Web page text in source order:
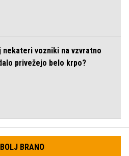
nekateri vozniki na vzvratno
privežejo belo krpo?
BRANO